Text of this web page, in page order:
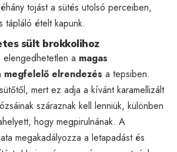
tojást a sütés utolsó perceiben,
tápláló ételt kapunk.
sült brokkolihoz
a magas
megfelelő elrendezés a tepsiben.
mert ez adja a kívánt karamellizált
száraznak kell lenniük, különben
hogy megpirulnának. A
megakadályozza a letapadást és